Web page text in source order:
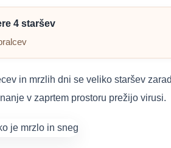
4 staršev
in mrzlih dni se veliko staršev
v zaprtem prostoru prežijo virusi.